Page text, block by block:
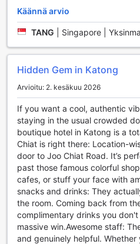
Kuljetuspalvelut Santa Grand
Santa Grand Hotel East Coast
kuljetuspalveluja, jotka tekevät
vaivatonta ja miellyttävää.
taksipalvelun, joka on aina
sinut haluamaasi kohteeseen.
nähtävyyksille, ostoksille tai
että taksipalvelu vie sinut
Hotellin sijainti Itä-
taksipalvelun ansiosta pääset
kaupungin monista tarjoamista
ovat mukautuvia ja joustavia,
juuri niin kuin haluat. Santa
sitoutunut tarjoamaan
palvelua, ja taksikuljetukset
kuinka hotellin henkilökunta
mukavuudesta ja
Käännä arvio
TANG Singapore |
Hidden Gem in Katong
Arvioitu: 2. kesäkuu 2026
If you want a cool, authentic
staying in the usual crowded
boutique hotel in Katong is a
Chiat is right there: Location-
door to Joo Chiat Road. It’s
past those famous colorful
cafes, or stuff your face with
snacks and drinks: They
the room. Coming back from
complimentary drinks you
massive win. ​Awesome staff:
and genuinely helpful.